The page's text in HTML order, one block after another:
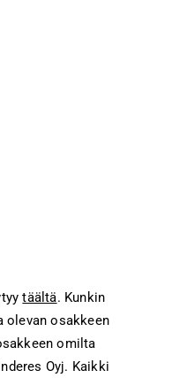
täältä. Kunkin
olevan osakkeen
omilta
Oyj. Kaikki